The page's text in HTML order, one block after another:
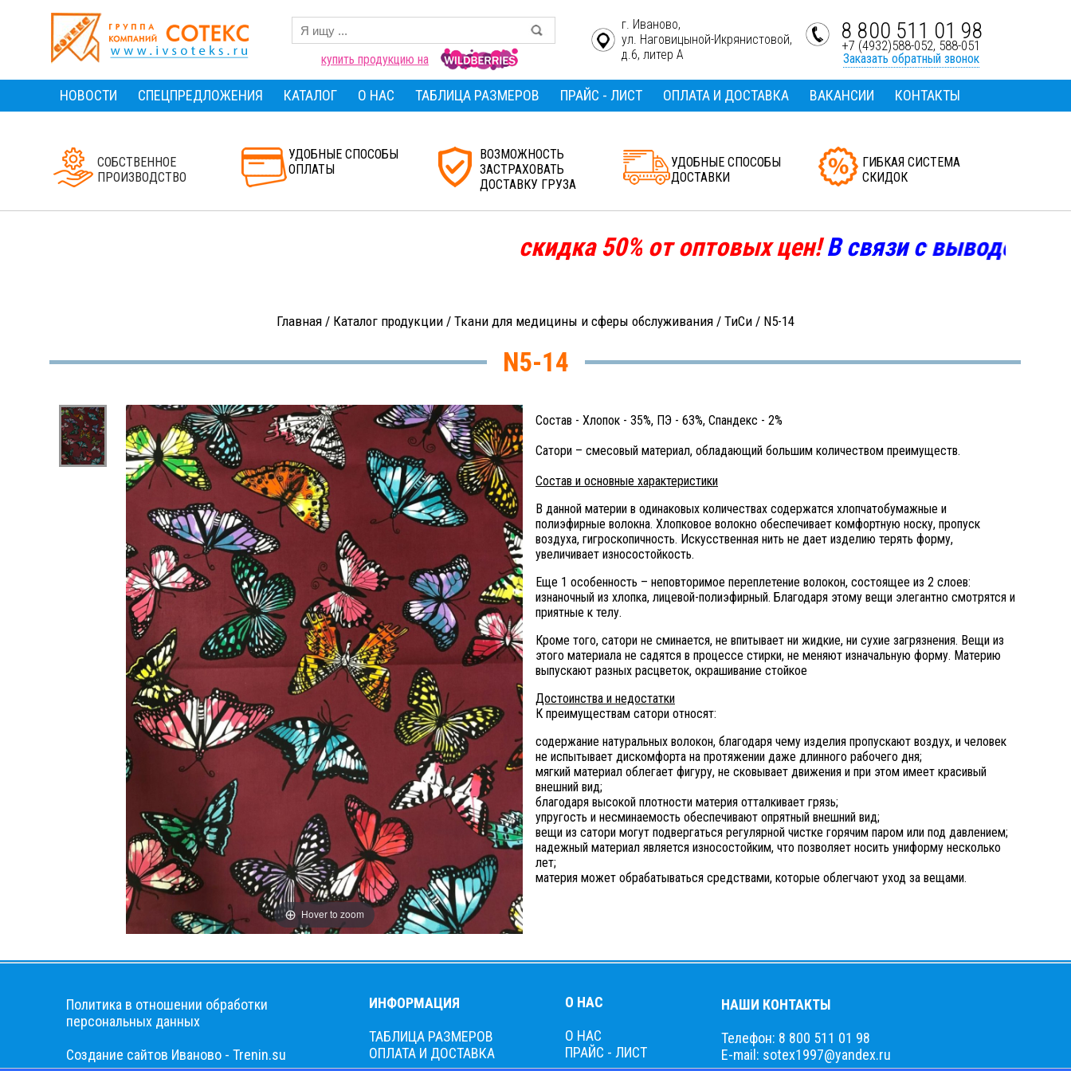
г. Иваново,
ул. Наговицыной-Икрянистовой,
д.6, литер А
купить продукцию на
8 800 511 01 98
+7 (4932)588-052, 588-051
Заказать обратный звонок
НОВОСТИ СПЕЦПРЕДЛОЖЕНИЯ КАТАЛОГ О НАС ТАБЛИЦА РАЗМЕРОВ ПРАЙС - ЛИСТ ОПЛАТА И ДОСТАВКА ВАКАНСИИ КОНТАКТЫ
СОБСТВЕННОЕ
ПРОИЗВОДСТВО
УДОБНЫЕ СПОСОБЫ
ОПЛАТЫ
ВОЗМОЖНОСТЬ
ЗАСТРАХОВАТЬ
ДОСТАВКУ ГРУЗА
УДОБНЫЕ СПОСОБЫ
ДОСТАВКИ
ГИБКАЯ СИСТЕМА
СКИДОК
скидка50%от оптовых цен!Всвязи с выводом
Главная / Каталог продукции / Ткани для медицины и сферы обслуживания / ТиСи / N5-14
N5-14
Hover to zoom
Cостав - Хлопок - 35%, ПЭ - 63%, Спандекс - 2%
Сатори – смесовый материал, обладающий большим количеством преимуществ.
Состав и основные характеристики
В данной материи в одинаковых количествах содержатся хлопчатобумажные и
полиэфирные волокна. Хлопковое волокно обеспечивает комфортную носку, пропуск
воздуха, гигроскопичность. Искусственная нить не дает изделию терять форму,
увеличивает износостойкость.
Еще 1 особенность – неповторимое переплетение волокон, состоящее из 2 слоев:
изнаночный из хлопка, лицевой-полиэфирный. Благодаря этому вещи элегантно смотрятся и
приятные к телу.
Кроме того, сатори не сминается, не впитывает ни жидкие, ни сухие загрязнения. Вещи из
этого материала не садятся в процессе стирки, не меняют изначальную форму. Материю
выпускают разных расцветок, окрашивание стойкое
Достоинства и недостатки
К преимуществам сатори относят:
содержание натуральных волокон, благодаря чему изделия пропускают воздух, и человек
не испытывает дискомфорта на протяжении даже длинного рабочего дня;
мягкий материал облегает фигуру, не сковывает движения и при этом имеет красивый
внешний вид;
благодаря высокой плотности материя отталкивает грязь;
упругость и несминаемость обеспечивают опрятный внешний вид;
вещи из сатори могут подвергаться регулярной чистке горячим паром или под давлением;
надежный материал является износостойким, что позволяет носить униформу несколько
лет;
материя может обрабатываться средствами, которые облегчают уход за вещами.
ИНФОРМАЦИЯ
ТАБЛИЦА РАЗМЕРОВ
ОПЛАТА И ДОСТАВКА
О НАС
О НАС
ПРАЙС - ЛИСТ
НАШИ КОНТАКТЫ
Телефон: 8 800 511 01 98
E-mail: sotex1997@yandex.ru
Политика в отношении обработки
персональных данных
Cоздание сайтов Иваново - Trenin.su